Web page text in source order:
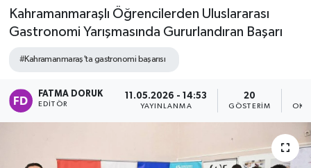
Kahramanmaraşlı Öğrencilerden Uluslararası
Gastronomi Yarışmasında Gururlandıran Başarı
#Kahramanmaraş'ta gastronomi başarısı
FATMA DORUK
EDITÖR
11.05.2026 - 14:53
YAYINLANMA
20
GÖSTERIM